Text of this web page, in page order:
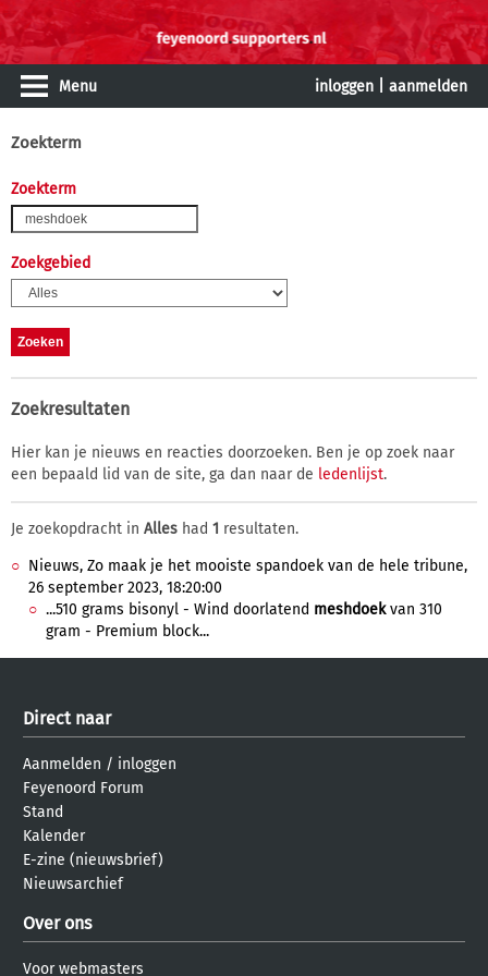
Menu inloggen aanmelden
Zoekterm
Zoekterm
Zoekgebied
Zoekresultaten
Hier kan je nieuws en reacties doorzoeken. Ben je op zoek naar
een bepaald lid van de site, ga dan naar de ledenlijst.
Je zoekopdracht in Alles had 1 resultaten.
Nieuws, Zo maak je het mooiste spandoek van de hele tribune,
26 september 2023, 18:20:00
...510 grams bisonyl - Wind doorlatend meshdoekvan 310
gram - Premium block...
Direct naar
Aanmelden / inloggen
Feyenoord Forum
Stand
Kalender
E-zine (nieuwsbrief)
Nieuwsarchief
Over ons
Voor webmasters